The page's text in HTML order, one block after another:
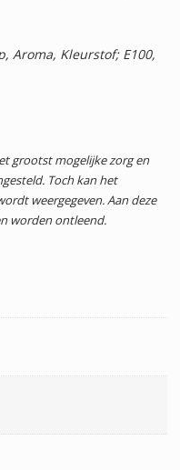
Aroma, Kleurstof; E100,
grootst mogelijke zorg en
Toch kan het
weergegeven. Aan deze
worden ontleend.